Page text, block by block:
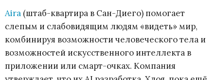
Aira (штаб-квартира в Сан-Диего) помогает
слепым и слабовидящим людям «видеть» мир,
комбинируя возможности человеческого тела и
возможностей искусственного интеллекта в
приложении или смарт-очках. Компания